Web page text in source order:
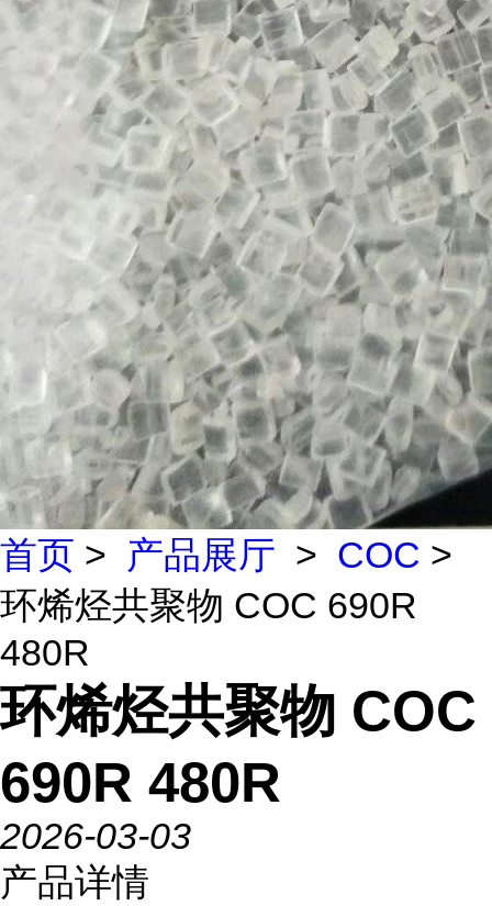
首页 > 产品展厅 > COC >
环烯烃共聚物 COC 690R
480R
环烯烃共聚物 COC
690R 480R
2026-03-03
产品详情